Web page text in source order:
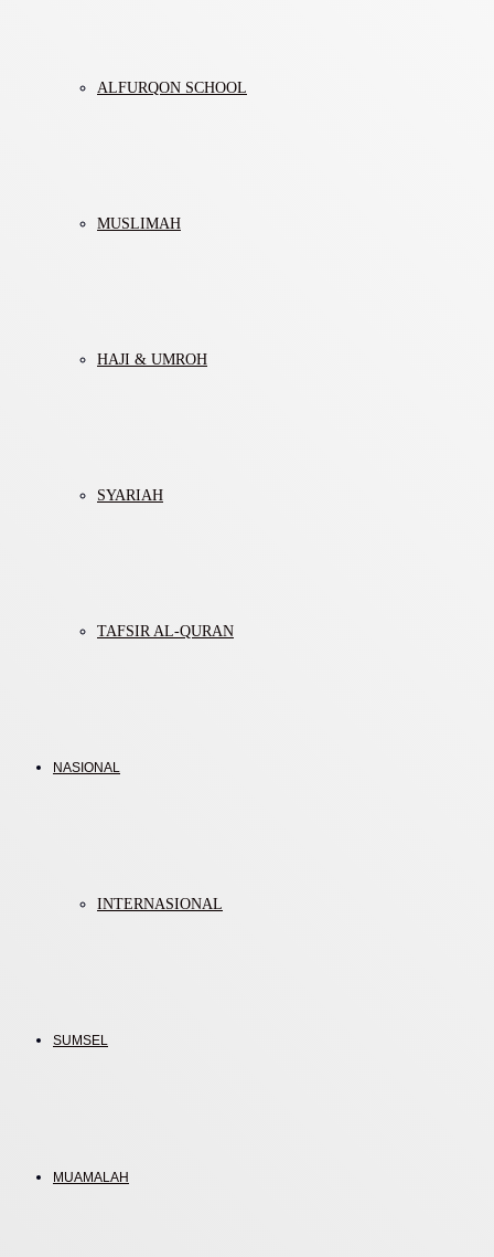
ALFURQON SCHOOL
MUSLIMAH
HAJI & UMROH
SYARIAH
TAFSIR AL-QURAN
NASIONAL
INTERNASIONAL
SUMSEL
MUAMALAH